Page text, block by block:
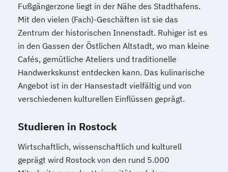
Fußgängerzone liegt in der Nähe des Stadthafens.
Mit den vielen (Fach)-Geschäften ist sie das
Zentrum der historischen Innenstadt. Ruhiger ist es
in den Gassen der Östlichen Altstadt, wo man kleine
Cafés, gemütliche Ateliers und traditionelle
Handwerkskunst entdecken kann. Das kulinarische
Angebot ist in der Hansestadt vielfältig und von
verschiedenen kulturellen Einflüssen geprägt.
Studieren in Rostock
Wirtschaftlich, wissenschaftlich und kulturell
geprägt wird Rostock von den rund 5.000